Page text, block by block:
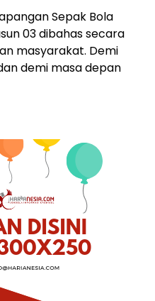
Sepak Bola
03 dibahas secara
masyarakat. Demi
demi masa depan